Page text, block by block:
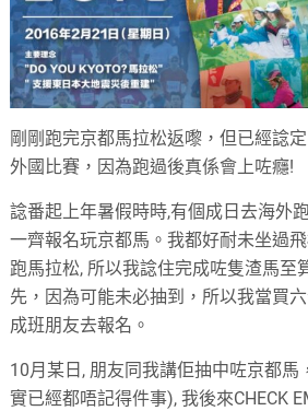
剛剛跑完京都馬拉松返嚟，但已經諗
外國比賽，因為跑過後真係會上咗癮!
諗番起上年暑假時時,有個成日去海外
一齊報名玩京都馬。我都好耐未坐過
跑馬拉松, 所以我諗住完成咗隻渣馬至
先，因為可能未必抽到，所以我當買
成班朋友去報名。
10月某日 , 朋友同我講佢抽中咗京都馬
實已經都唔記得件事),我後來CHECK